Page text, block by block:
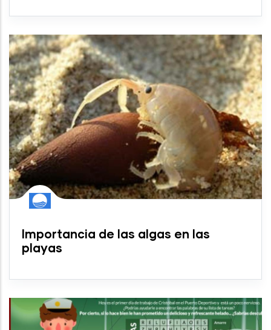
Importancia de las algas en las
playas